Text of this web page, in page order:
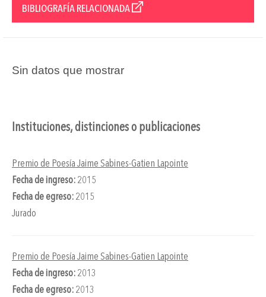
BIBLIOGRAFÍA RELACIONADA
Sin datos que mostrar
Instituciones, distinciones o publicaciones
Premio de Poesía Jaime Sabines-Gatien Lapointe
Fecha de ingreso: 2015
Fecha de egreso: 2015
Jurado
Premio de Poesía Jaime Sabines-Gatien Lapointe
Fecha de ingreso: 2013
Fecha de egreso: 2013